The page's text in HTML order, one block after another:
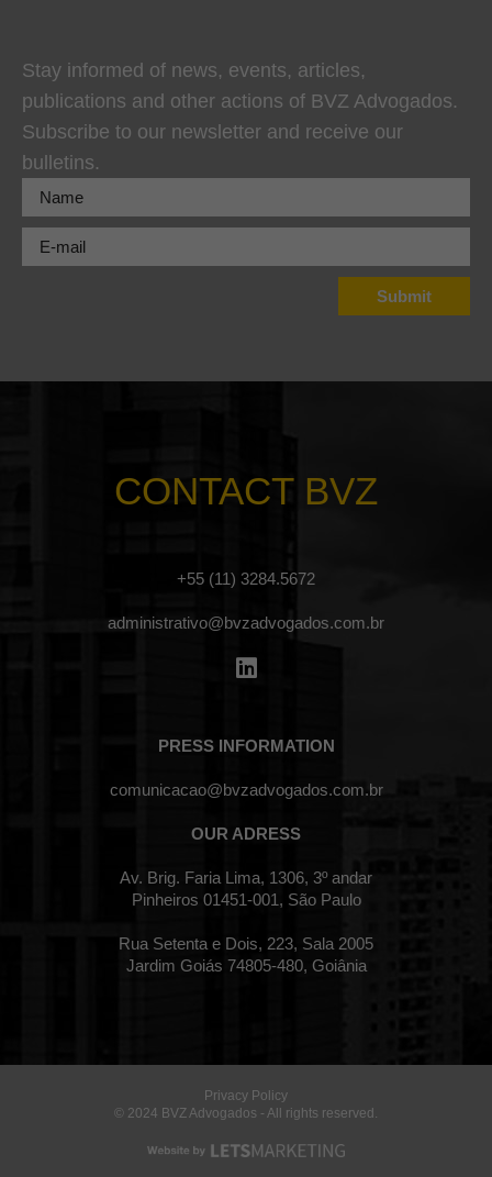
Stay informed of news, events, articles,
publications and other actions of BVZ Advogados.
Subscribe to our newsletter and receive our
bulletins.
CONTACT BVZ
+55 (11) 3284.5672
administrativo@bvzadvogados.com.br
PRESS INFORMATION
comunicacao@bvzadvogados.com.br
OUR ADRESS
Av. Brig. Faria Lima, 1306, 3º andar
Pinheiros 01451-001, São Paulo
Rua Setenta e Dois, 223, Sala 2005
Jardim Goiás 74805-480, Goiânia
Privacy Policy
© 2024 BVZ Advogados - All rights reserved.